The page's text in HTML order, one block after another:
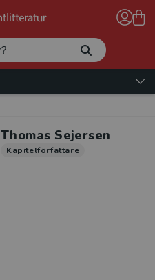
Thomas Sejersen
Kapitelförfattare